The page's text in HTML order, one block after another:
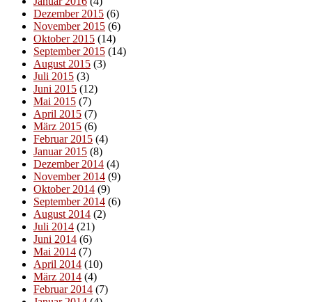
Dezember 2015 (6)
November 2015 (6)
Oktober 2015 (14)
September 2015 (14)
August 2015 (3)
Juli 2015 (3)
Juni 2015 (12)
Mai 2015 (7)
April 2015 (7)
März 2015 (6)
Februar 2015 (4)
Januar 2015 (8)
Dezember 2014 (4)
November 2014 (9)
Oktober 2014 (9)
September 2014 (6)
August 2014 (2)
Juli 2014 (21)
Juni 2014 (6)
Mai 2014 (7)
April 2014 (10)
März 2014 (4)
Februar 2014 (7)